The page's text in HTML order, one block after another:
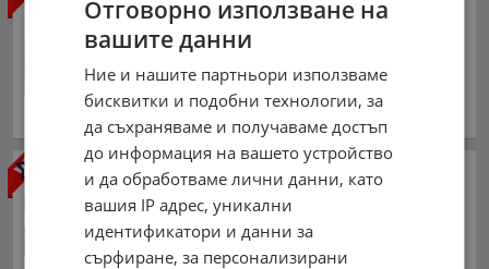
L2H2 Automatic
19 990 €
39 097.04 лв.
март 2026 г., Дизелов
Iveco Daily
5 800 €
11 343.81 лв.
април 2006 г., Дизелов
Отговорно използване на
вашите данни
Ние и нашите партньори използваме
бисквитки и подобни технологии, за
да съхраняваме и получаваме достъп
до информация на вашето устройство
и да обработваме лични данни, като
вашия IP адрес, уникални
идентификатори и данни за
сърфиране, за персонализирани